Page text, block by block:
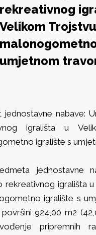
rekreativnog
Velikom
umjetnom
jednostavne nabave:
igrališta u
igralište s
jednostavne
rekreativnog igrališta
igralište s
924,00 m2
pripremnih